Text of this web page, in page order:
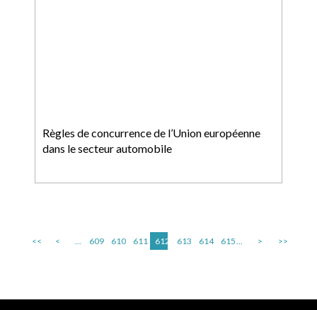
Règles de concurrence de l’Union européenne
dans le secteur automobile
<< < ... 609 610 611 612 613 614 615... > >>